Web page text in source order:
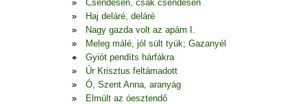
Csendesen, csak csendesen
Haj deláré, deláré
Nagy gazda volt az apám I.
Meleg málé, jól sült tyúk; Gazanyél
Gyiót pendíts hárfákra
Úr Krisztus feltámadott
Ó, Szent Anna, aranyág
Elmúlt az óesztendő